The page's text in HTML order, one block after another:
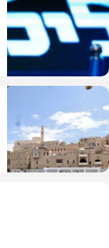
בארץ
פוליטי